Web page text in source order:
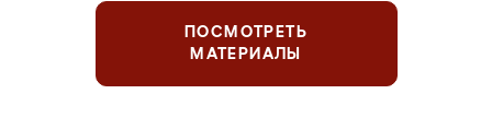
ПОСМОТРЕТЬ
МАТЕРИАЛЫ